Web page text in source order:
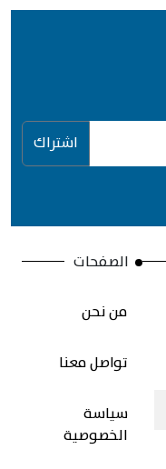
اشتراك
الصفحات
من نحن
تواصل معنا
سياسة
الخصوصية